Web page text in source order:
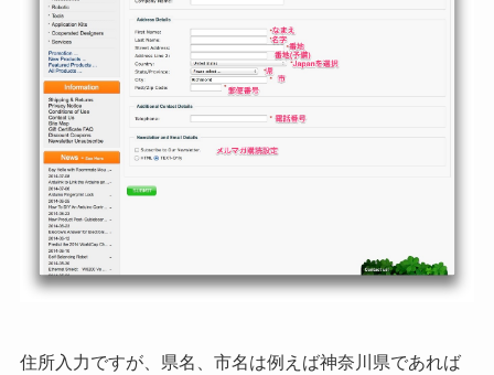
住所入力ですが、県名、市名は例えば神奈川県であれば